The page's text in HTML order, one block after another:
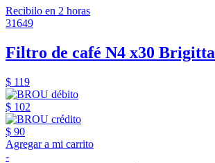
Recibilo en 2 horas
31649
Filtro de café N4 x30 Brigitta
$ 119
$ 102
$ 90
Agregar a mi carrito
-